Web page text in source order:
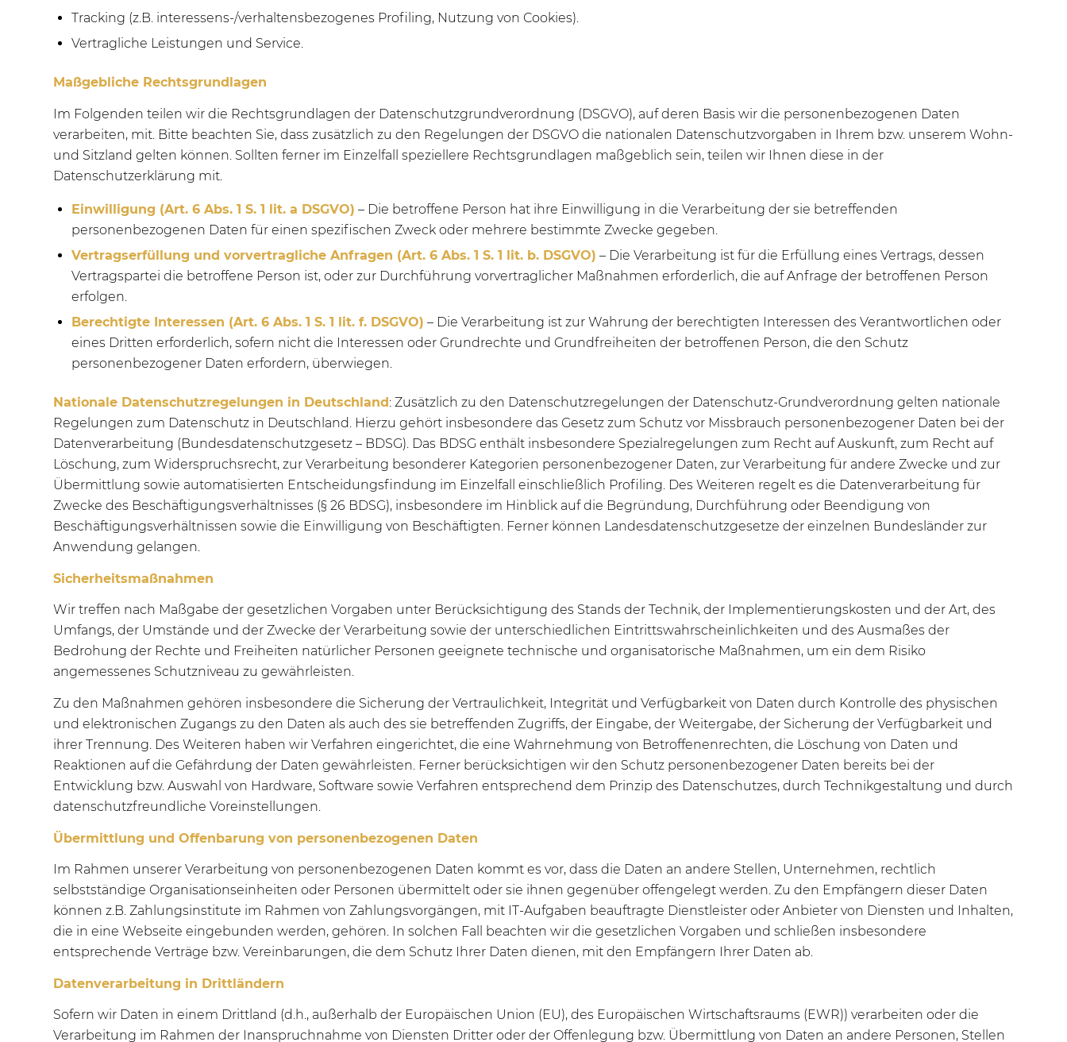
Tracking (z.B. interessens-/verhaltensbezogenes Profiling, Nutzung von Cookies).
Vertragliche Leistungen und Service.
Maßgebliche Rechtsgrundlagen
Im Folgenden teilen wir die Rechtsgrundlagen der Datenschutzgrundverordnung (DSGVO), auf deren Basis wir die personenbezogenen Daten
verarbeiten, mit. Bitte beachten Sie, dass zusätzlich zu den Regelungen der DSGVO die nationalen Datenschutzvorgaben in Ihrem bzw. unserem Wohn-
und Sitzland gelten können. Sollten ferner im Einzelfall speziellere Rechtsgrundlagen maßgeblich sein, teilen wir Ihnen diese in der
Datenschutzerklärung mit.
Einwilligung (Art. 6 Abs. 1 S. 1 lit. a DSGVO) – Die betroffene Person hat ihre Einwilligung in die Verarbeitung der sie betreffenden
personenbezogenen Daten für einen spezifischen Zweck oder mehrere bestimmte Zwecke gegeben.
Vertragserfüllung und vorvertragliche Anfragen (Art. 6 Abs. 1 S. 1 lit. b. DSGVO) – Die Verarbeitung ist für die Erfüllung eines Vertrags, dessen
Vertragspartei die betroffene Person ist, oder zur Durchführung vorvertraglicher Maßnahmen erforderlich, die auf Anfrage der betroffenen Person
erfolgen.
Berechtigte Interessen (Art. 6 Abs. 1 S. 1 lit. f. DSGVO) – Die Verarbeitung ist zur Wahrung der berechtigten Interessen des Verantwortlichen oder
eines Dritten erforderlich, sofern nicht die Interessen oder Grundrechte und Grundfreiheiten der betroffenen Person, die den Schutz
personenbezogener Daten erfordern, überwiegen.
Nationale Datenschutzregelungen in Deutschland : Zusätzlich zu den Datenschutzregelungen der Datenschutz-Grundverordnung gelten nationale
Regelungen zum Datenschutz in Deutschland. Hierzu gehört insbesondere das Gesetz zum Schutz vor Missbrauch personenbezogener Daten bei der
Datenverarbeitung (Bundesdatenschutzgesetz – BDSG). Das BDSG enthält insbesondere Spezialregelungen zum Recht auf Auskunft, zum Recht auf
Löschung, zum Widerspruchsrecht, zur Verarbeitung besonderer Kategorien personenbezogener Daten, zur Verarbeitung für andere Zwecke und zur
Übermittlung sowie automatisierten Entscheidungsfindung im Einzelfall einschließlich Profiling. Des Weiteren regelt es die Datenverarbeitung für
Zwecke des Beschäftigungsverhältnisses (§ 26 BDSG), insbesondere im Hinblick auf die Begründung, Durchführung oder Beendigung von
Beschäftigungsverhältnissen sowie die Einwilligung von Beschäftigten. Ferner können Landesdatenschutzgesetze der einzelnen Bundesländer zur
Anwendung gelangen.
Sicherheitsmaßnahmen
Wir treffen nach Maßgabe der gesetzlichen Vorgaben unter Berücksichtigung des Stands der Technik, der Implementierungskosten und der Art, des
Umfangs, der Umstände und der Zwecke der Verarbeitung sowie der unterschiedlichen Eintrittswahrscheinlichkeiten und des Ausmaßes der
Bedrohung der Rechte und Freiheiten natürlicher Personen geeignete technische und organisatorische Maßnahmen, um ein dem Risiko
angemessenes Schutzniveau zu gewährleisten.
Zu den Maßnahmen gehören insbesondere die Sicherung der Vertraulichkeit, Integrität und Verfügbarkeit von Daten durch Kontrolle des physischen
und elektronischen Zugangs zu den Daten als auch des sie betreffenden Zugriffs, der Eingabe, der Weitergabe, der Sicherung der Verfügbarkeit und
ihrer Trennung. Des Weiteren haben wir Verfahren eingerichtet, die eine Wahrnehmung von Betroffenenrechten, die Löschung von Daten und
Reaktionen auf die Gefährdung der Daten gewährleisten. Ferner berücksichtigen wir den Schutz personenbezogener Daten bereits bei der
Entwicklung bzw. Auswahl von Hardware, Software sowie Verfahren entsprechend dem Prinzip des Datenschutzes, durch Technikgestaltung und durch
datenschutzfreundliche Voreinstellungen.
Übermittlung und Offenbarung von personenbezogenen Daten
Im Rahmen unserer Verarbeitung von personenbezogenen Daten kommt es vor, dass die Daten an andere Stellen, Unternehmen, rechtlich
selbstständige Organisationseinheiten oder Personen übermittelt oder sie ihnen gegenüber offengelegt werden. Zu den Empfängern dieser Daten
können z.B. Zahlungsinstitute im Rahmen von Zahlungsvorgängen, mit IT-Aufgaben beauftragte Dienstleister oder Anbieter von Diensten und Inhalten,
die in eine Webseite eingebunden werden, gehören. In solchen Fall beachten wir die gesetzlichen Vorgaben und schließen insbesondere
entsprechende Verträge bzw. Vereinbarungen, die dem Schutz Ihrer Daten dienen, mit den Empfängern Ihrer Daten ab.
Datenverarbeitung in Drittländern
Sofern wir Daten in einem Drittland (d.h., außerhalb der Europäischen Union (EU), des Europäischen Wirtschaftsraums (EWR)) verarbeiten oder die
Verarbeitung im Rahmen der Inanspruchnahme von Diensten Dritter oder der Offenlegung bzw. Übermittlung von Daten an andere Personen, Stellen